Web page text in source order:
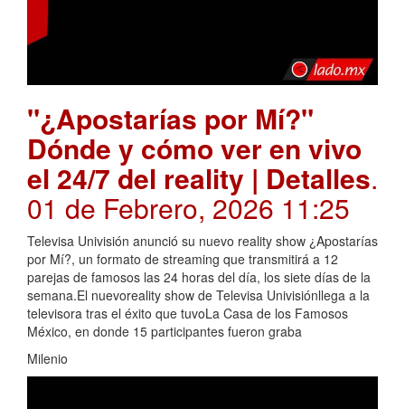
"¿Apostarías por Mí?"
Dónde y cómo ver en vivo
el 24/7 del reality | Detalles.
01 de Febrero, 2026 11:25
Televisa Univisión anunció su nuevo reality show ¿Apostarías
por Mí?, un formato de streaming que transmitirá a 12
parejas de famosos las 24 horas del día, los siete días de la
semana.El nuevoreality show de Televisa Univisiónllega a la
televisora tras el éxito que tuvoLa Casa de los Famosos
México, en donde 15 participantes fueron graba
Milenio